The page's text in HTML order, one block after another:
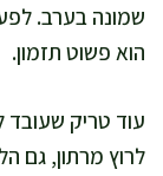
שמונה בערב.
הוא פשוט תזמון.
עוד טריק שעובד
לרוץ מרתון, גם